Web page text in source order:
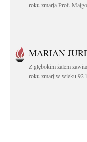
roku zmarła Prof.
MARIAN
Z głębokim żalem
roku zmarł w wieku 92